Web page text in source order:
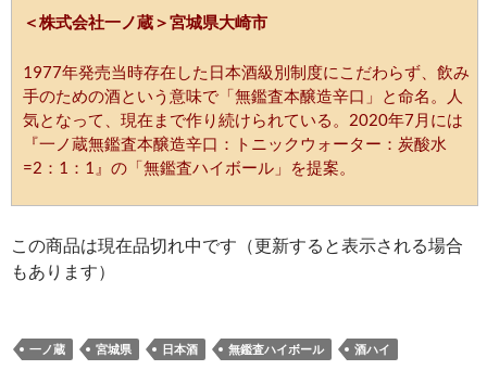
＜株式会社一ノ蔵＞宮城県大崎市
1977年発売当時存在した日本酒級別制度にこだわらず、飲み
手のための酒という意味で「無鑑査本醸造辛口」と命名。人
気となって、現在まで作り続けられている。2020年7月には
『一ノ蔵無鑑査本醸造辛口：トニックウォーター：炭酸水
=2：1：1』の「無鑑査ハイボール」を提案。
この商品は現在品切れ中です（更新すると表示される場合
もあります）
一ノ蔵 宮城県 日本酒 無鑑査ハイボール 酒ハイ